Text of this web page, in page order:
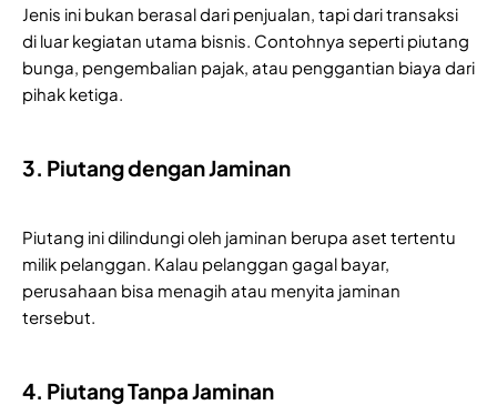
Jenis ini bukan berasal dari penjualan, tapi dari transaksi
di luar kegiatan utama bisnis. Contohnya seperti piutang
bunga, pengembalian pajak, atau penggantian biaya dari
pihak ketiga.
3. Piutang dengan Jaminan
Piutang ini dilindungi oleh jaminan berupa aset tertentu
milik pelanggan. Kalau pelanggan gagal bayar,
perusahaan bisa menagih atau menyita jaminan
tersebut.
4. Piutang Tanpa Jaminan